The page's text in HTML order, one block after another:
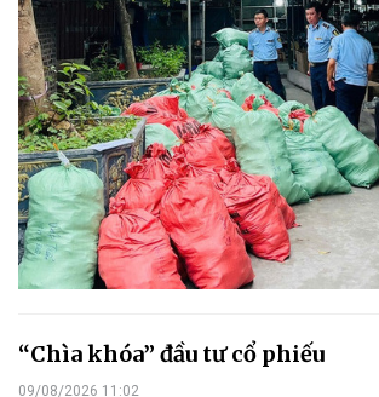
“Chìa khóa” đầu tư cổ phiếu
09/08/2026 11:02